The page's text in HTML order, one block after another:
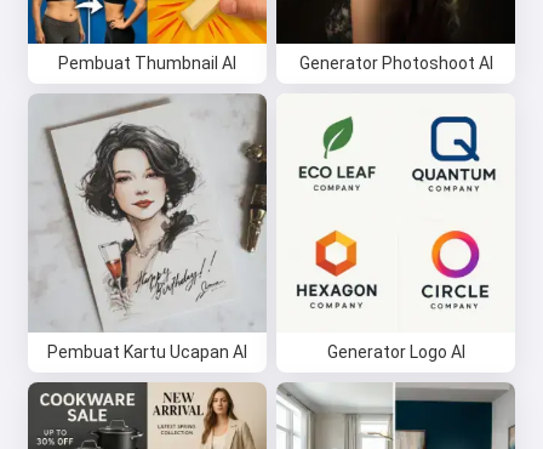
Pembuat Thumbnail AI Generator Photoshoot AI
Pembuat Kartu Ucapan AI Generator Logo AI